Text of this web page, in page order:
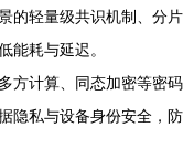
的轻量级共识机制、分片
能耗与延迟。
方计算、同态加密等密码
隐私与设备身份安全，防